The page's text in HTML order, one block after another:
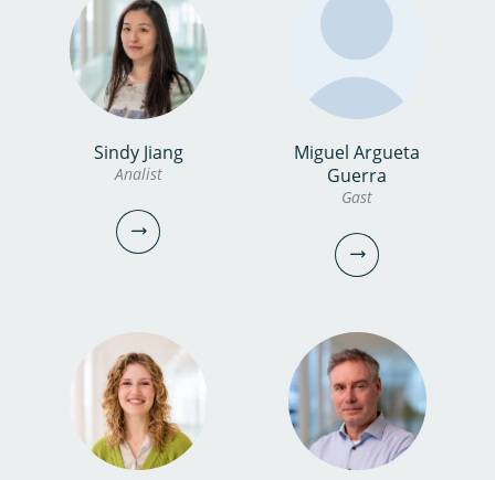
hilmer.bosch@kwrwater.nl
bekijk profiel
bekijk profiel
Anisa van der Horst
Laboratorium assistent
anisa.van.der.horst@kwrwater.nl
bekijk profiel
Laura Enriquez Cruz
bekijk profiel
Sindy Jiang
Analist
Miguel Argueta
Guerra
Gast